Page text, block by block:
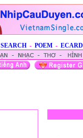
SEARCH - POEM - ECARD